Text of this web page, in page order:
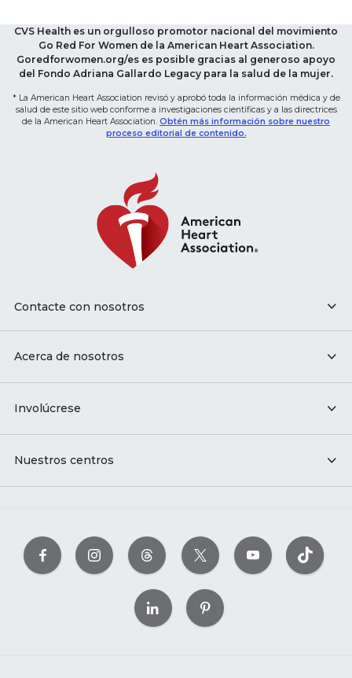
CVS Health es un orgulloso promotor nacional del movimiento
Go Red For Women de la American Heart Association.
Goredforwomen.org/es es posible gracias al generoso apoyo
del Fondo Adriana Gallardo Legacy para la salud de la mujer.
* La American Heart Association revisó y aprobó toda la información médica y de
salud de este sitio web conforme a investigaciones científicas y a las directrices
de la American Heart Association. Obtén más información sobre nuestro
proceso editorial de contenido.
Contacte con nosotros
Acerca de nosotros
Involúcrese
Nuestros centros